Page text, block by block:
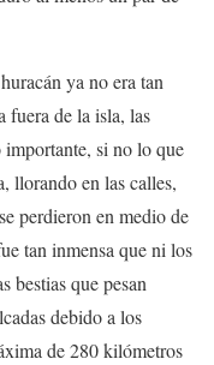
ya no era tan
fuera de la isla, las
si no lo que
llorando en las calles,
perdieron en medio de
tan inmensa que ni los
bestias que pesan
debido a los
de 280 kilómetros